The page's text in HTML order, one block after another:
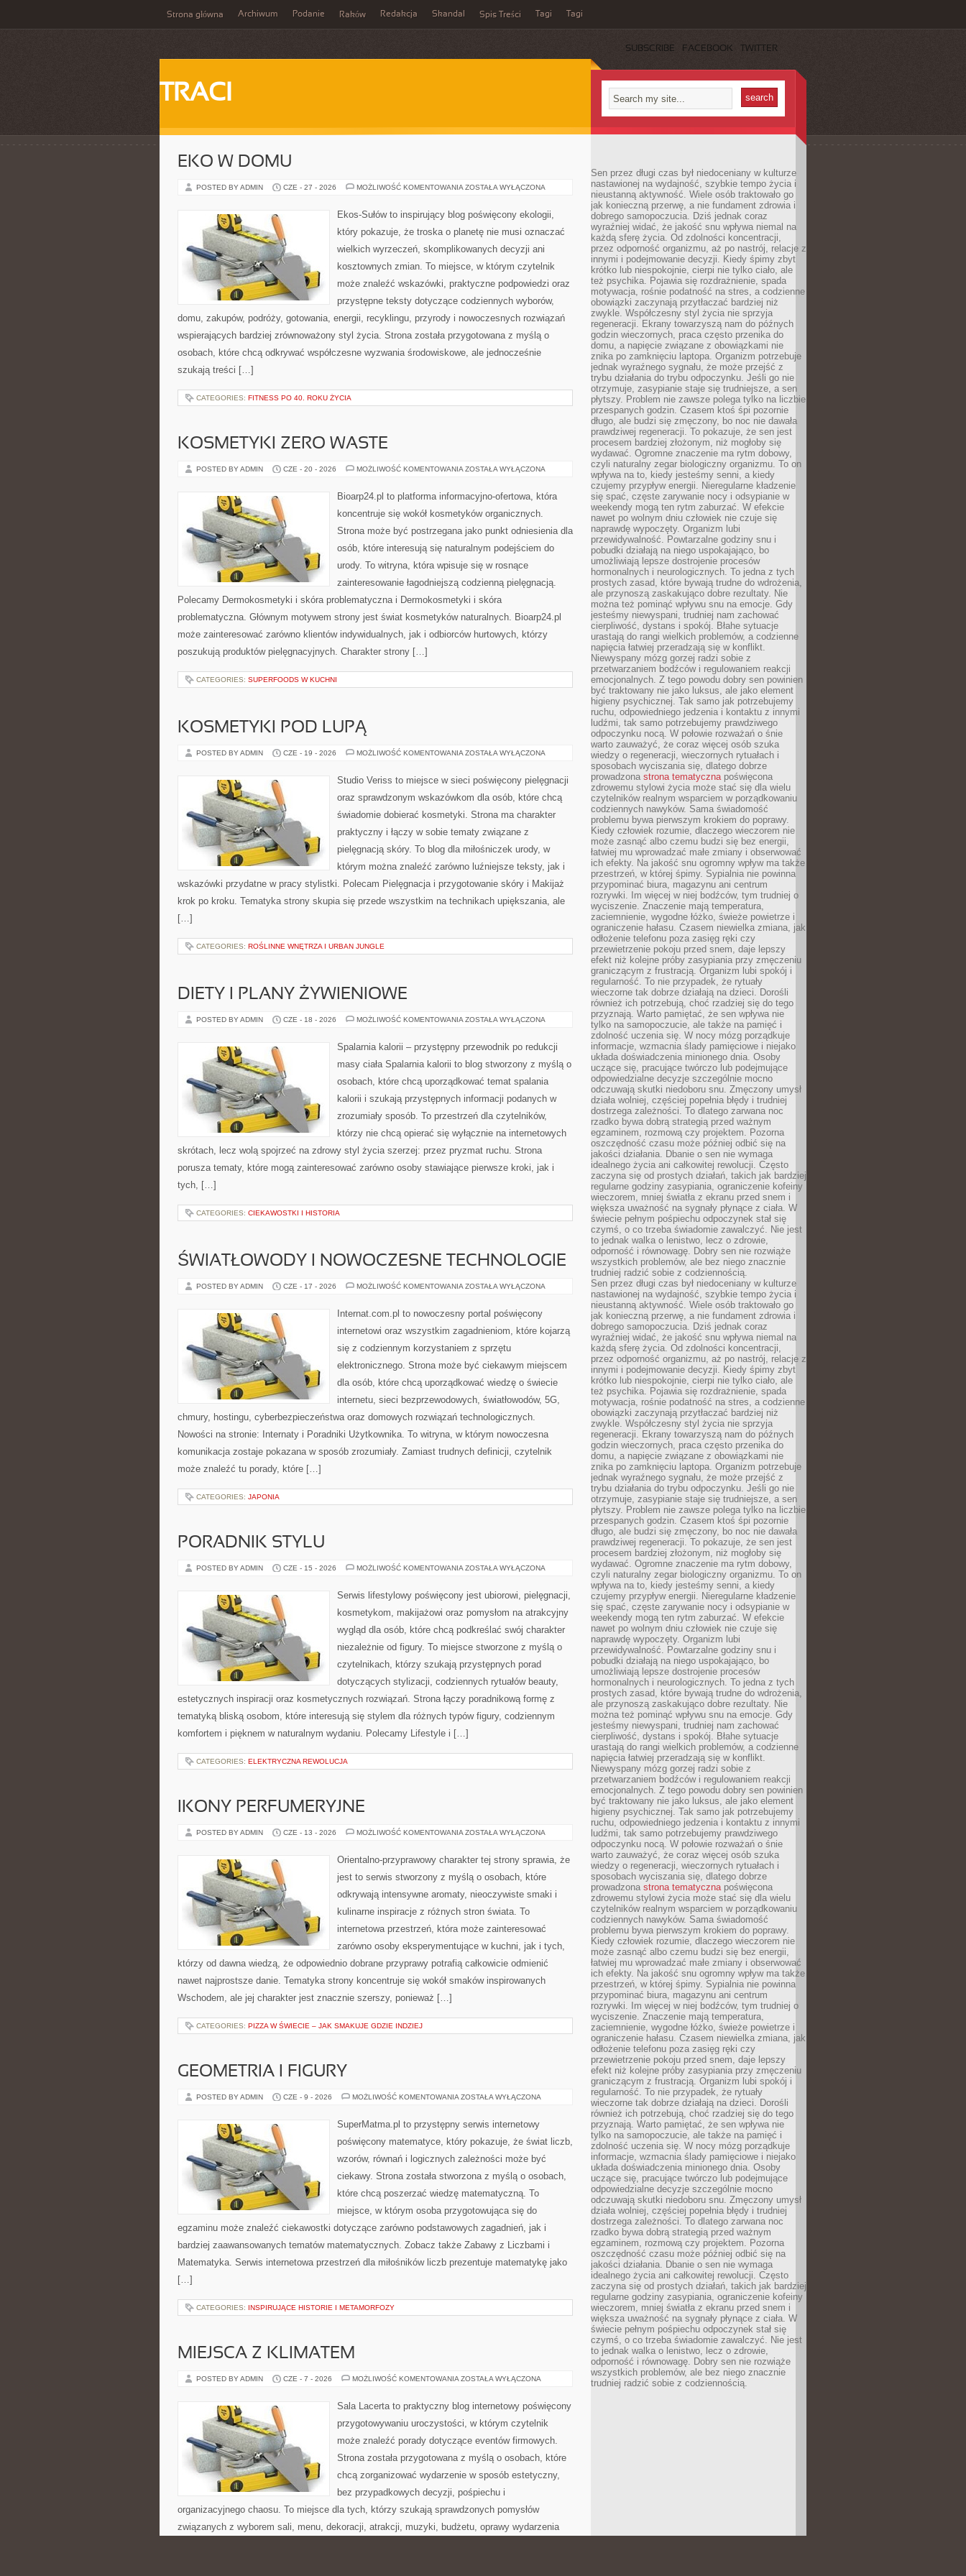
Strona główna Archiwum Podanie Raków Redakcja Skandal Spis Treści Tagi Tagi
SUBSCRIBE FACEBOOK TWITTER
TRACI
EKO W DOMU
POSTED BY ADMIN CZE - 27 - 2026 MOŻLIWOŚĆ KOMENTOWANIA EKO
ZOSTAŁA WYŁĄCZONA
Ekos-Sułów to inspirujący blog poświęcony ekologii,
który pokazuje, że troska o planetę nie musi oznaczać
wielkich wyrzeczeń, skomplikowanych decyzji ani
kosztownych zmian. To miejsce, w którym czytelnik
może znaleźć wskazówki, praktyczne podpowiedzi oraz
przystępne teksty dotyczące codziennych wyborów,
domu, zakupów, podróży, gotowania, energii, recyklingu, przyrody i nowoczesnych rozwiązań
wspierających bardziej zrównoważony styl życia. Strona została przygotowana z myślą o
osobach, które chcą odkrywać współczesne wyzwania środowiskowe, ale jednocześnie
szukają treści […]
CATEGORIES: FITNESS PO 40. ROKU ŻYCIA
KOSMETYKI ZERO WASTE
POSTED BY ADMIN CZE - 20 - 2026 MOŻLIWOŚĆ KOMENTOWANIA KOSMETYKI
ZOSTAŁA WYŁĄCZONA
Bioarp24.pl to platforma informacyjno-ofertowa, która
koncentruje się wokół kosmetyków organicznych.
Strona może być postrzegana jako punkt odniesienia dla
osób, które interesują się naturalnym podejściem do
urody. To witryna, która wpisuje się w rosnące
zainteresowanie łagodniejszą codzienną pielęgnacją.
Polecamy Dermokosmetyki i skóra problematyczna i Dermokosmetyki i skóra
problematyczna. Głównym motywem strony jest świat kosmetyków naturalnych. Bioarp24.pl
może zainteresować zarówno klientów indywidualnych, jak i odbiorców hurtowych, którzy
poszukują produktów pielęgnacyjnych. Charakter strony […]
CATEGORIES: SUPERFOODS W KUCHNI
KOSMETYKI POD LUPĄ
POSTED BY ADMIN CZE - 19 - 2026 MOŻLIWOŚĆ KOMENTOWANIA KOSMETYKI
ZOSTAŁA WYŁĄCZONA
Studio Veriss to miejsce w sieci poświęcony pielęgnacji
oraz sprawdzonym wskazówkom dla osób, które chcą
świadomie dobierać kosmetyki. Strona ma charakter
praktyczny i łączy w sobie tematy związane z
pielęgnacją skóry. To blog dla miłośniczek urody, w
którym można znaleźć zarówno luźniejsze teksty, jak i
wskazówki przydatne w pracy stylistki. Polecam Pielęgnacja i przygotowanie skóry i Makijaż
krok po kroku. Tematyka strony skupia się przede wszystkim na technikach upiększania, ale
[…]
CATEGORIES: ROŚLINNE WNĘTRZA I URBAN JUNGLE
DIETY I PLANY ŻYWIENIOWE
POSTED BY ADMIN CZE - 18 - 2026 MOŻLIWOŚĆ KOMENTOWANIA DIETY
ŻYWIENIOWE
ZOSTAŁA WYŁĄCZONA
Spalarnia kalorii – przystępny przewodnik po redukcji
masy ciała Spalarnia kalorii to blog stworzony z myślą o
osobach, które chcą uporządkować temat spalania
kalorii i szukają przystępnych informacji podanych w
zrozumiały sposób. To przestrzeń dla czytelników,
którzy nie chcą opierać się wyłącznie na internetowych
skrótach, lecz wolą spojrzeć na zdrowy styl życia szerzej: przez pryzmat ruchu. Strona
porusza tematy, które mogą zainteresować zarówno osoby stawiające pierwsze kroki, jak i
tych, […]
CATEGORIES: CIEKAWOSTKI I HISTORIA
ŚWIATŁOWODY I NOWOCZESNE TECHNOLOGIE
POSTED BY ADMIN CZE - 17 - 2026 MOŻLIWOŚĆ KOMENTOWANIA ŚWIATŁOWODY
TECHNOLOGIE
ZOSTAŁA WYŁĄCZONA
Internat.com.pl to nowoczesny portal poświęcony
internetowi oraz wszystkim zagadnieniom, które kojarzą
się z codziennym korzystaniem z sprzętu
elektronicznego. Strona może być ciekawym miejscem
dla osób, które chcą uporządkować wiedzę o świecie
internetu, sieci bezprzewodowych, światłowodów, 5G,
chmury, hostingu, cyberbezpieczeństwa oraz domowych rozwiązań technologicznych.
Nowości na stronie: Internaty i Poradniki Użytkownika. To witryna, w którym nowoczesna
komunikacja zostaje pokazana w sposób zrozumiały. Zamiast trudnych definicji, czytelnik
może znaleźć tu porady, które […]
CATEGORIES: JAPONIA
PORADNIK STYLU
POSTED BY ADMIN CZE - 15 - 2026 MOŻLIWOŚĆ KOMENTOWANIA PORADNIK
ZOSTAŁA WYŁĄCZONA
Serwis lifestylowy poświęcony jest ubiorowi, pielęgnacji,
kosmetykom, makijażowi oraz pomysłom na atrakcyjny
wygląd dla osób, które chcą podkreślać swój charakter
niezależnie od figury. To miejsce stworzone z myślą o
czytelnikach, którzy szukają przystępnych porad
dotyczących stylizacji, codziennych rytuałów beauty,
estetycznych inspiracji oraz kosmetycznych rozwiązań. Strona łączy poradnikową formę z
tematyką bliską osobom, które interesują się stylem dla różnych typów figury, codziennym
komfortem i pięknem w naturalnym wydaniu. Polecamy Lifestyle i […]
CATEGORIES: ELEKTRYCZNA REWOLUCJA
IKONY PERFUMERYJNE
POSTED BY ADMIN CZE - 13 - 2026 MOŻLIWOŚĆ KOMENTOWANIA IKONY
ZOSTAŁA WYŁĄCZONA
Orientalno-przyprawowy charakter tej strony sprawia, że
jest to serwis stworzony z myślą o osobach, które
odkrywają intensywne aromaty, nieoczywiste smaki i
kulinarne inspiracje z różnych stron świata. To
internetowa przestrzeń, która może zainteresować
zarówno osoby eksperymentujące w kuchni, jak i tych,
którzy od dawna wiedzą, że odpowiednio dobrane przyprawy potrafią całkowicie odmienić
nawet najprostsze danie. Tematyka strony koncentruje się wokół smaków inspirowanych
Wschodem, ale jej charakter jest znacznie szerszy, ponieważ […]
CATEGORIES: PIZZA W ŚWIECIE – JAK SMAKUJE GDZIE INDZIEJ
GEOMETRIA I FIGURY
POSTED BY ADMIN CZE - 9 - 2026 MOŻLIWOŚĆ KOMENTOWANIA GEOMETRIA
ZOSTAŁA WYŁĄCZONA
SuperMatma.pl to przystępny serwis internetowy
poświęcony matematyce, który pokazuje, że świat liczb,
wzorów, równań i logicznych zależności może być
ciekawy. Strona została stworzona z myślą o osobach,
które chcą poszerzać wiedzę matematyczną. To
miejsce, w którym osoba przygotowująca się do
egzaminu może znaleźć ciekawostki dotyczące zarówno podstawowych zagadnień, jak i
bardziej zaawansowanych tematów matematycznych. Zobacz także Zabawy z Liczbami i
Matematyka. Serwis internetowa przestrzeń dla miłośników liczb prezentuje matematykę jako
[…]
CATEGORIES: INSPIRUJĄCE HISTORIE I METAMORFOZY
MIEJSCA Z KLIMATEM
POSTED BY ADMIN CZE - 7 - 2026 MOŻLIWOŚĆ KOMENTOWANIA MIEJSCA
ZOSTAŁA WYŁĄCZONA
Sala Lacerta to praktyczny blog internetowy poświęcony
przygotowywaniu uroczystości, w którym czytelnik
może znaleźć porady dotyczące eventów firmowych.
Strona została przygotowana z myślą o osobach, które
chcą zorganizować wydarzenie w sposób estetyczny,
bez przypadkowych decyzji, pośpiechu i
organizacyjnego chaosu. To miejsce dla tych, którzy szukają sprawdzonych pomysłów
związanych z wyborem sali, menu, dekoracji, atrakcji, muzyki, budżetu, oprawy wydarzenia
Sen przez długi czas był niedoceniany w kulturze
nastawionej na wydajność, szybkie tempo życia i
nieustanną aktywność. Wiele osób traktowało go
jak konieczną przerwę, a nie fundament zdrowia i
dobrego samopoczucia. Dziś jednak coraz
wyraźniej widać, że jakość snu wpływa niemal na
każdą sferę życia. Od zdolności koncentracji,
przez odporność organizmu, aż po nastrój, relacje z
innymi i podejmowanie decyzji. Kiedy śpimy zbyt
krótko lub niespokojnie, cierpi nie tylko ciało, ale
też psychika. Pojawia się rozdrażnienie, spada
motywacja, rośnie podatność na stres, a codzienne
obowiązki zaczynają przytłaczać bardziej niż
zwykle. Współczesny styl życia nie sprzyja
regeneracji. Ekrany towarzyszą nam do późnych
godzin wieczornych, praca często przenika do
domu, a napięcie związane z obowiązkami nie
znika po zamknięciu laptopa. Organizm potrzebuje
jednak wyraźnego sygnału, że może przejść z
trybu działania do trybu odpoczynku. Jeśli go nie
otrzymuje, zasypianie staje się trudniejsze, a sen
płytszy. Problem nie zawsze polega tylko na liczbie
przespanych godzin. Czasem ktoś śpi pozornie
długo, ale budzi się zmęczony, bo noc nie dawała
prawdziwej regeneracji. To pokazuje, że sen jest
procesem bardziej złożonym, niż mogłoby się
wydawać. Ogromne znaczenie ma rytm dobowy,
czyli naturalny zegar biologiczny organizmu. To on
wpływa na to, kiedy jesteśmy senni, a kiedy
czujemy przypływ energii. Nieregularne kładzenie
się spać, częste zarywanie nocy i odsypianie w
weekendy mogą ten rytm zaburzać. W efekcie
nawet po wolnym dniu człowiek nie czuje się
naprawdę wypoczęty. Organizm lubi
przewidywalność. Powtarzalne godziny snu i
pobudki działają na niego uspokajająco, bo
umożliwiają lepsze dostrojenie procesów
hormonalnych i neurologicznych. To jedna z tych
prostych zasad, które bywają trudne do wdrożenia,
ale przynoszą zaskakująco dobre rezultaty. Nie
można też pominąć wpływu snu na emocje. Gdy
jesteśmy niewyspani, trudniej nam zachować
cierpliwość, dystans i spokój. Błahe sytuacje
urastają do rangi wielkich problemów, a codzienne
napięcia łatwiej przeradzają się w konflikt.
Niewyspany mózg gorzej radzi sobie z
przetwarzaniem bodźców i regulowaniem reakcji
emocjonalnych. Z tego powodu dobry sen powinien
być traktowany nie jako luksus, ale jako element
higieny psychicznej. Tak samo jak potrzebujemy
ruchu, odpowiedniego jedzenia i kontaktu z innymi
ludźmi, tak samo potrzebujemy prawdziwego
odpoczynku nocą. W połowie rozważań o śnie
warto zauważyć, że coraz więcej osób szuka
wiedzy o regeneracji, wieczornych rytuałach i
sposobach wyciszania się, dlatego dobrze
prowadzona strona tematycznapoświęcona
zdrowemu stylowi życia może stać się dla wielu
czytelników realnym wsparciem w porządkowaniu
codziennych nawyków. Sama świadomość
problemu bywa pierwszym krokiem do poprawy.
Kiedy człowiek rozumie, dlaczego wieczorem nie
może zasnąć albo czemu budzi się bez energii,
łatwiej mu wprowadzać małe zmiany i obserwować
ich efekty. Na jakość snu ogromny wpływ ma także
przestrzeń, w której śpimy. Sypialnia nie powinna
przypominać biura, magazynu ani centrum
rozrywki. Im więcej w niej bodźców, tym trudniej o
wyciszenie. Znaczenie mają temperatura,
zaciemnienie, wygodne łóżko, świeże powietrze i
ograniczenie hałasu. Czasem niewielka zmiana, jak
odłożenie telefonu poza zasięg ręki czy
przewietrzenie pokoju przed snem, daje lepszy
efekt niż kolejne próby zasypiania przy zmęczeniu
graniczącym z frustracją. Organizm lubi spokój i
regularność. To nie przypadek, że rytuały
wieczorne tak dobrze działają na dzieci. Dorośli
również ich potrzebują, choć rzadziej się do tego
przyznają. Warto pamiętać, że sen wpływa nie
tylko na samopoczucie, ale także na pamięć i
zdolność uczenia się. W nocy mózg porządkuje
informacje, wzmacnia ślady pamięciowe i niejako
układa doświadczenia minionego dnia. Osoby
uczące się, pracujące twórczo lub podejmujące
odpowiedzialne decyzje szczególnie mocno
odczuwają skutki niedoboru snu. Zmęczony umysł
działa wolniej, częściej popełnia błędy i trudniej
dostrzega zależności. To dlatego zarwana noc
rzadko bywa dobrą strategią przed ważnym
egzaminem, rozmową czy projektem. Pozorna
oszczędność czasu może później odbić się na
jakości działania. Dbanie o sen nie wymaga
idealnego życia ani całkowitej rewolucji. Często
zaczyna się od prostych działań, takich jak bardziej
regularne godziny zasypiania, ograniczenie kofeiny
wieczorem, mniej światła z ekranu przed snem i
większa uważność na sygnały płynące z ciała. W
świecie pełnym pośpiechu odpoczynek stał się
czymś, o co trzeba świadomie zawalczyć. Nie jest
to jednak walka o lenistwo, lecz o zdrowie,
odporność i równowagę. Dobry sen nie rozwiąże
wszystkich problemów, ale bez niego znacznie
trudniej radzić sobie z codziennością.
Sen przez długi czas był niedoceniany w kulturze
nastawionej na wydajność, szybkie tempo życia i
nieustanną aktywność. Wiele osób traktowało go
jak konieczną przerwę, a nie fundament zdrowia i
dobrego samopoczucia. Dziś jednak coraz
wyraźniej widać, że jakość snu wpływa niemal na
każdą sferę życia. Od zdolności koncentracji,
przez odporność organizmu, aż po nastrój, relacje z
innymi i podejmowanie decyzji. Kiedy śpimy zbyt
krótko lub niespokojnie, cierpi nie tylko ciało, ale
też psychika. Pojawia się rozdrażnienie, spada
motywacja, rośnie podatność na stres, a codzienne
obowiązki zaczynają przytłaczać bardziej niż
zwykle. Współczesny styl życia nie sprzyja
regeneracji. Ekrany towarzyszą nam do późnych
godzin wieczornych, praca często przenika do
domu, a napięcie związane z obowiązkami nie
znika po zamknięciu laptopa. Organizm potrzebuje
jednak wyraźnego sygnału, że może przejść z
trybu działania do trybu odpoczynku. Jeśli go nie
otrzymuje, zasypianie staje się trudniejsze, a sen
płytszy. Problem nie zawsze polega tylko na liczbie
przespanych godzin. Czasem ktoś śpi pozornie
długo, ale budzi się zmęczony, bo noc nie dawała
prawdziwej regeneracji. To pokazuje, że sen jest
procesem bardziej złożonym, niż mogłoby się
wydawać. Ogromne znaczenie ma rytm dobowy,
czyli naturalny zegar biologiczny organizmu. To on
wpływa na to, kiedy jesteśmy senni, a kiedy
czujemy przypływ energii. Nieregularne kładzenie
się spać, częste zarywanie nocy i odsypianie w
weekendy mogą ten rytm zaburzać. W efekcie
nawet po wolnym dniu człowiek nie czuje się
naprawdę wypoczęty. Organizm lubi
przewidywalność. Powtarzalne godziny snu i
pobudki działają na niego uspokajająco, bo
umożliwiają lepsze dostrojenie procesów
hormonalnych i neurologicznych. To jedna z tych
prostych zasad, które bywają trudne do wdrożenia,
ale przynoszą zaskakująco dobre rezultaty. Nie
można też pominąć wpływu snu na emocje. Gdy
jesteśmy niewyspani, trudniej nam zachować
cierpliwość, dystans i spokój. Błahe sytuacje
urastają do rangi wielkich problemów, a codzienne
napięcia łatwiej przeradzają się w konflikt.
Niewyspany mózg gorzej radzi sobie z
przetwarzaniem bodźców i regulowaniem reakcji
emocjonalnych. Z tego powodu dobry sen powinien
być traktowany nie jako luksus, ale jako element
higieny psychicznej. Tak samo jak potrzebujemy
ruchu, odpowiedniego jedzenia i kontaktu z innymi
ludźmi, tak samo potrzebujemy prawdziwego
odpoczynku nocą. W połowie rozważań o śnie
warto zauważyć, że coraz więcej osób szuka
wiedzy o regeneracji, wieczornych rytuałach i
sposobach wyciszania się, dlatego dobrze
prowadzona strona tematycznapoświęcona
zdrowemu stylowi życia może stać się dla wielu
czytelników realnym wsparciem w porządkowaniu
codziennych nawyków. Sama świadomość
problemu bywa pierwszym krokiem do poprawy.
Kiedy człowiek rozumie, dlaczego wieczorem nie
może zasnąć albo czemu budzi się bez energii,
łatwiej mu wprowadzać małe zmiany i obserwować
ich efekty. Na jakość snu ogromny wpływ ma także
przestrzeń, w której śpimy. Sypialnia nie powinna
przypominać biura, magazynu ani centrum
rozrywki. Im więcej w niej bodźców, tym trudniej o
wyciszenie. Znaczenie mają temperatura,
zaciemnienie, wygodne łóżko, świeże powietrze i
ograniczenie hałasu. Czasem niewielka zmiana, jak
odłożenie telefonu poza zasięg ręki czy
przewietrzenie pokoju przed snem, daje lepszy
efekt niż kolejne próby zasypiania przy zmęczeniu
graniczącym z frustracją. Organizm lubi spokój i
regularność. To nie przypadek, że rytuały
wieczorne tak dobrze działają na dzieci. Dorośli
również ich potrzebują, choć rzadziej się do tego
przyznają. Warto pamiętać, że sen wpływa nie
tylko na samopoczucie, ale także na pamięć i
zdolność uczenia się. W nocy mózg porządkuje
informacje, wzmacnia ślady pamięciowe i niejako
układa doświadczenia minionego dnia. Osoby
uczące się, pracujące twórczo lub podejmujące
odpowiedzialne decyzje szczególnie mocno
odczuwają skutki niedoboru snu. Zmęczony umysł
działa wolniej, częściej popełnia błędy i trudniej
dostrzega zależności. To dlatego zarwana noc
rzadko bywa dobrą strategią przed ważnym
egzaminem, rozmową czy projektem. Pozorna
oszczędność czasu może później odbić się na
jakości działania. Dbanie o sen nie wymaga
idealnego życia ani całkowitej rewolucji. Często
zaczyna się od prostych działań, takich jak bardziej
regularne godziny zasypiania, ograniczenie kofeiny
wieczorem, mniej światła z ekranu przed snem i
większa uważność na sygnały płynące z ciała. W
świecie pełnym pośpiechu odpoczynek stał się
czymś, o co trzeba świadomie zawalczyć. Nie jest
to jednak walka o lenistwo, lecz o zdrowie,
odporność i równowagę. Dobry sen nie rozwiąże
wszystkich problemów, ale bez niego znacznie
trudniej radzić sobie z codziennością.